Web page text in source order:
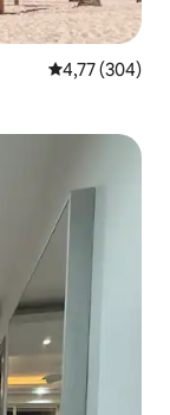
5 üzerinden
4,77 (304)